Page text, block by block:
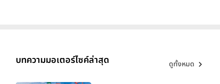
บทความมอเตอร์ไซค์ล่าสุด ดูทั้งหมด